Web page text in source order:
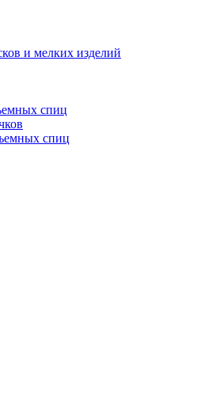
и мелких изделий
спиц
спиц